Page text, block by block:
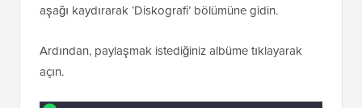
aşağı kaydırarak ‘Diskografi’ bölümüne gidin.
Ardından, paylaşmak istediğiniz albüme tıklayarak
açın.